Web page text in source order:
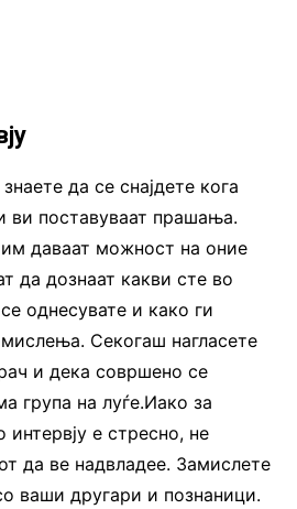
да се снајдете кога
ви поставуваат прашања.
им даваат можност на оние
да дознаат какви сте во
однесувате и како ги
Секогаш нагласете
и дека совршено се
група на луѓе.Иако за
интервју е стресно, не
да ве надвладее. Замислете
ваши другари и познаници.